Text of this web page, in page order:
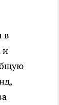
в
и